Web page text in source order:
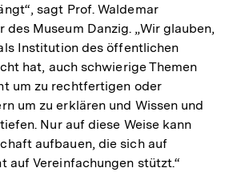
sagt Prof. Waldemar
Museum Danzig. „Wir glauben,
Institution des öffentlichen
hat, auch schwierige Themen
um zu rechtfertigen oder
um zu erklären und Wissen und
Nur auf diese Weise kann
aufbauen, die sich auf
auf Vereinfachungen stützt.“